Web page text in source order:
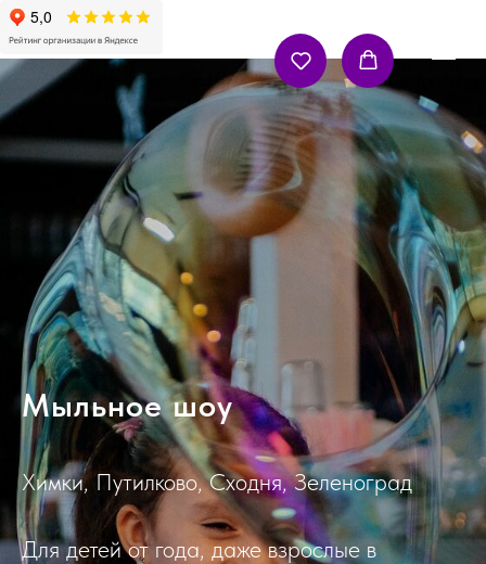
Мыльное шоу
Химки, Путилково, Сходня, Зеленоград
Для детей от года, даже взрослые в